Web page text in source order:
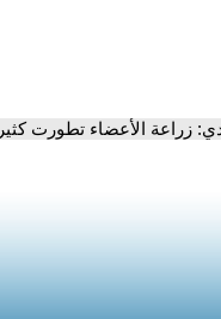
زراعة الأعضاء تطورت